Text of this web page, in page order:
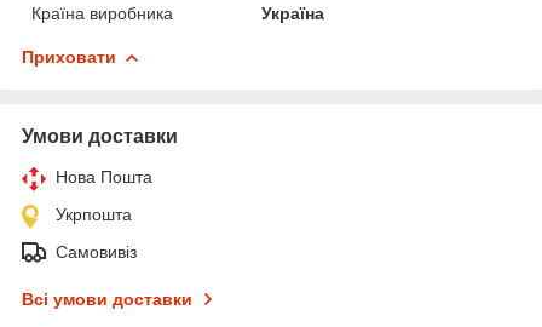
Країна виробника
Україна
Приховати
Умови доставки
Нова Пошта
Укрпошта
Самовивіз
Всі умови доставки